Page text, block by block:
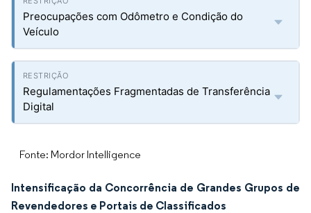
Preocupações com Odômetro e Condição do
Veículo
Regulamentações Fragmentadas de Transferência
Digital
Fonte: Mordor Intelligence
Intensificação da Concorrência de Grandes Grupos de
Revendedores e Portais de Classificados